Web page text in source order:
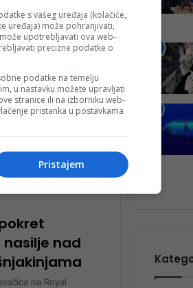
stanu
dijeteta
roditelje, ali ni
nasilje nad
na Royal
s vašeg uređaja (kolačiće,
uređaja) može pohranjivati,
upotrebljavati ova web-
precizne podatke o
podatke na temelju
u nastavku možete upravljati
stranice ili na izborniku web-
pristanka u postavkama
Pristajem